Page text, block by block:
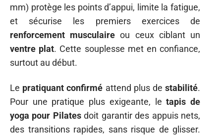
mm) protège les points d’appui, limite la fatigue,
et sécurise les premiers exercices de
renforcement musculaire ou ceux ciblant un
ventre plat. Cette souplesse met en confiance,
surtout au début.
Le pratiquant confirmé attend plus destabilité.
Pour une pratique plus exigeante, letapis de
yoga pour Pilatesdoit garantir des appuis nets,
des transitions rapides, sans risque de glisser.